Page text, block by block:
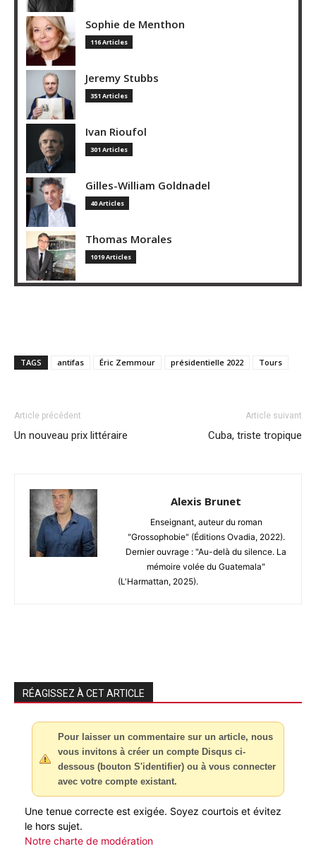
Sophie de Menthon
116 Articles
Jeremy Stubbs
351 Articles
Ivan Rioufol
301 Articles
Gilles-William Goldnadel
40 Articles
Thomas Morales
1019 Articles
TAGS antifas Éric Zemmour présidentielle 2022 Tours
Article précédent
Un nouveau prix littéraire
Article suivant
Cuba, triste tropique
Alexis Brunet
Enseignant, auteur du roman
"Grossophobie" (Éditions Ovadia, 2022).
Dernier ouvrage : "Au-delà du silence. La
mémoire volée du Guatemala"
(L'Harmattan, 2025).
RÉAGISSEZ À CET ARTICLE
Pour laisser un commentaire sur un article, nous
vous invitons à créer un compte Disqus ci-
dessous (bouton S'identifier) ou à vous connecter
avec votre compte existant.
Une tenue correcte est exigée. Soyez courtois et évitez
le hors sujet.
Notre charte de modération